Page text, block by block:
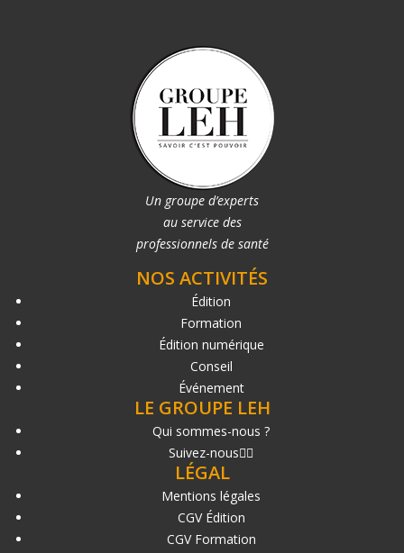
Un groupe d’experts
au service des
professionnels de santé
NOS ACTIVITÉS
Édition
Formation
Édition numérique
Conseil
Événement
LE GROUPE LEH
Qui sommes-nous ?
Suivez-nous
LÉGAL
Mentions légales
CGV Édition
CGV Formation